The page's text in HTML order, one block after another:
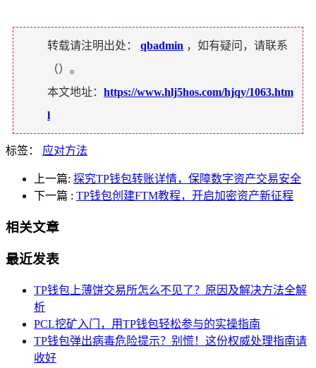
转载请注明出处： qbadmin ，如有疑问，请联系
（）。
本文地址： https://www.hlj5hos.com/hjqy/1063.htm
l
标签： 应对方法
上一篇: 探究TP钱包转账详情，保障数字资产交易安全
下一篇 : TP钱包创建FTM教程，开启加密资产新征程
相关文章
最近发表
TP钱包上薄饼交易所怎么不见了？原因及解决方法全解
析
PCL挖矿入门，用TP钱包轻松参与的实操指南
TP钱包弹出病毒危险提示？别慌！这份权威处理指南请
收好